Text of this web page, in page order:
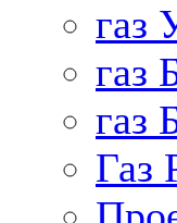
газ
газ
газ
Газ